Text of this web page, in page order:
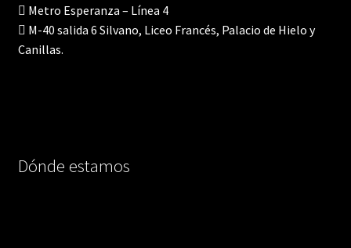
Metro Esperanza – Línea 4
M-40 salida 6 Silvano, Liceo Francés, Palacio de Hielo y
Canillas.
Dónde estamos